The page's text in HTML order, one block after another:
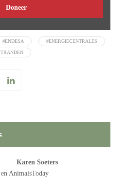
Doneer
#ENDESA #ENERGIECENTRALES
Karen Soeters
en AnimalsToday